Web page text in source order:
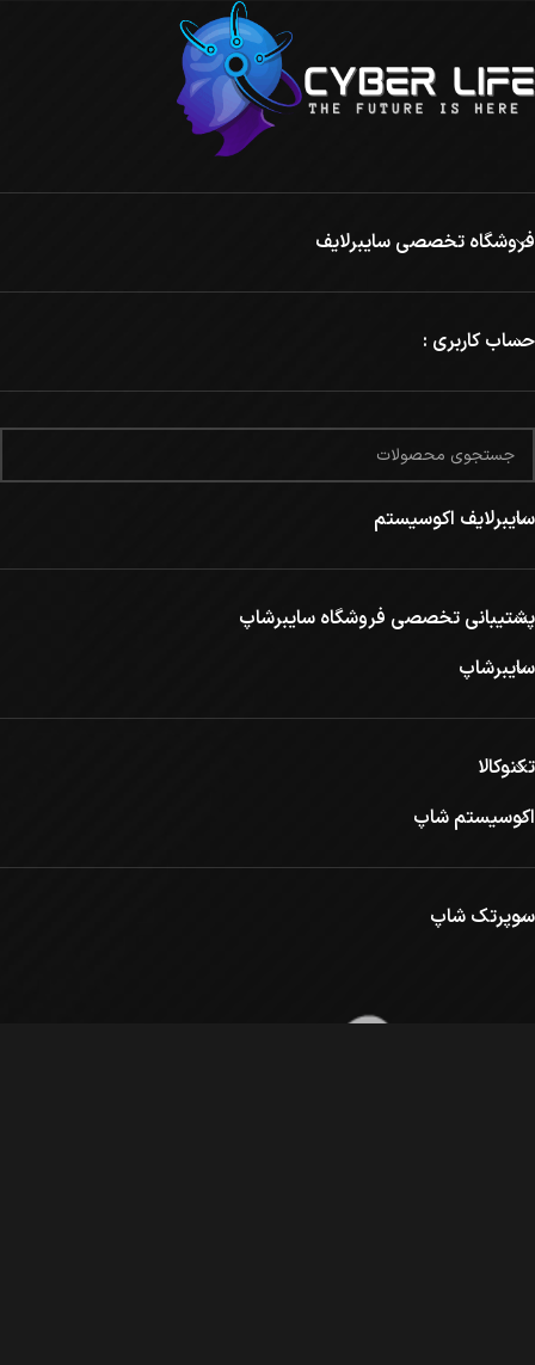
فروشگاه تخصصی سایبرلایف
حساب کاربری :
سایبرلایف اکوسیستم
پشتیبانی تخصصی فروشگاه سایبرشاپ
سایبرشاپ
تکنوکالا
اکوسیستم شاپ
سوپرتک شاپ